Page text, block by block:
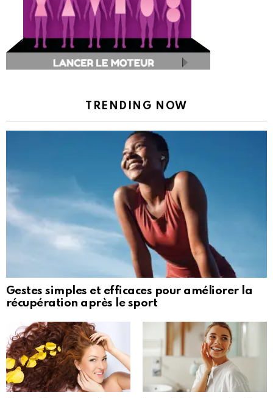
TRENDING NOW
Gestes simples et efficaces pour améliorer la
récupération après le sport